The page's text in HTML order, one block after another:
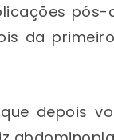
pós-
da
depois